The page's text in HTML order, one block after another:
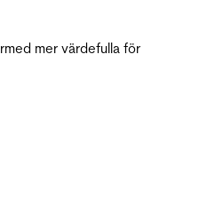
mer värdefulla för